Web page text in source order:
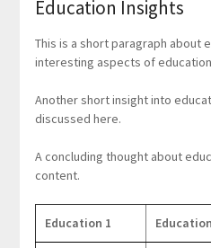
Education Insights
This is a short paragraph about
interesting aspects of
Another short insight into
discussed here.
A concluding thought about
content.
Education 1